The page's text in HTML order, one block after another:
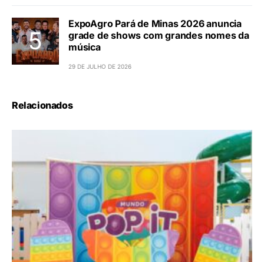
ExpoAgro Pará de Minas 2026 anuncia
grade de shows com grandes nomes da
música
29 DE JULHO DE 2026
Relacionados